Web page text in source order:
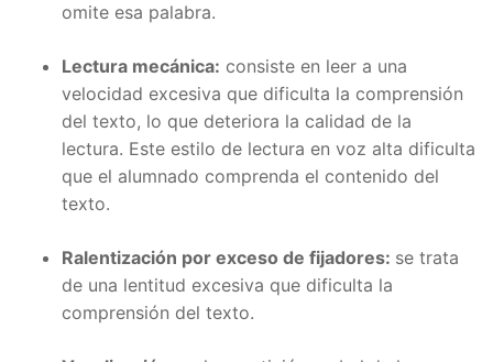
omite esa palabra.
Lectura mecánica: consiste en leer a una
velocidad excesiva que dificulta la comprensión
del texto, lo que deteriora la calidad de la
lectura. Este estilo de lectura en voz alta dificulta
que el alumnado comprenda el contenido del
texto.
Ralentización por exceso de fijadores: se trata
de una lentitud excesiva que dificulta la
comprensión del texto.